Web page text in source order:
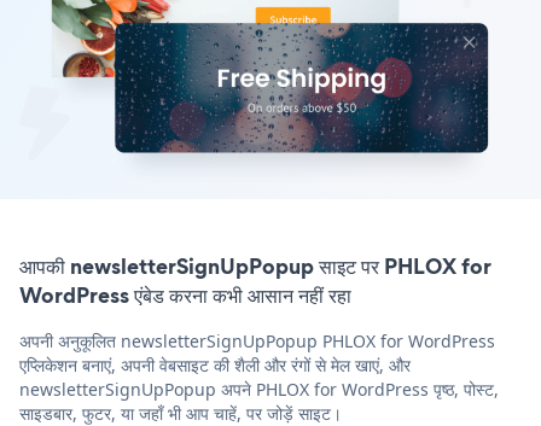
आपकी newsletterSignUpPopup साइट पर PHLOX for
WordPress एंबेड करना कभी आसान नहीं रहा
अपनी अनुकूलित newsletterSignUpPopup PHLOX for WordPress
एप्लिकेशन बनाएं, अपनी वेबसाइट की शैली और रंगों से मेल खाएं, और
newsletterSignUpPopup अपने PHLOX for WordPress पृष्ठ, पोस्ट,
साइडबार, फुटर, या जहाँ भी आप चाहें, पर जोड़ें साइट।